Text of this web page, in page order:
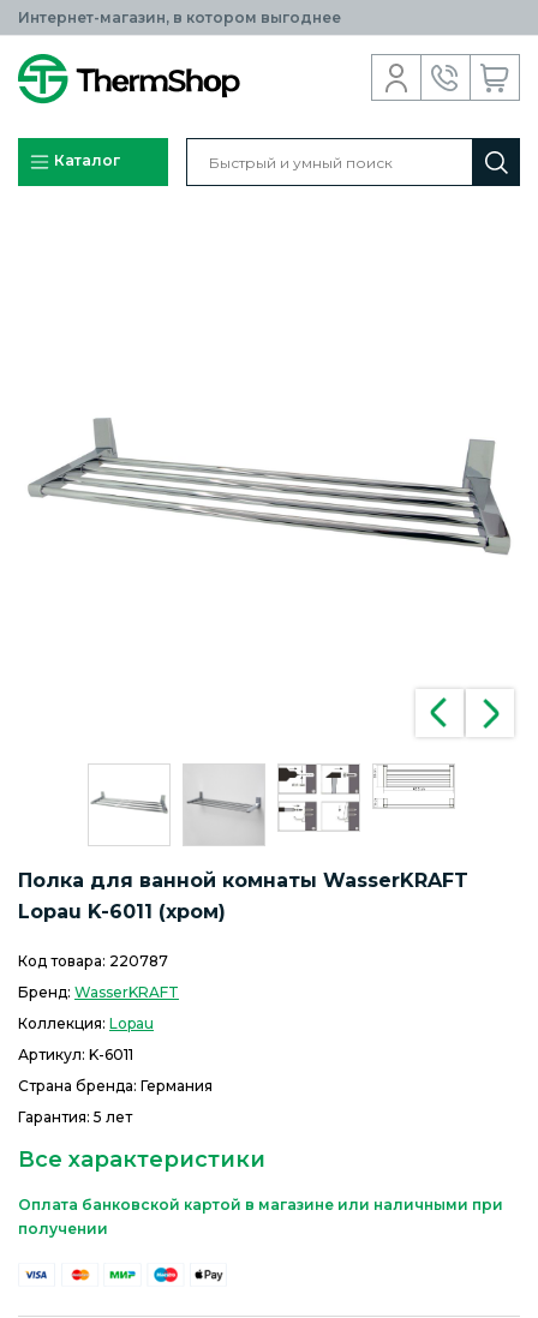
Интернет-магазин, в котором выгоднее
Каталог
Полка для ванной комнаты WasserKRAFT
Lopau K-6011 (хром)
Код товара: 220787
Бренд: WasserKRAFT
Коллекция: Lopau
Артикул: K-6011
Страна бренда: Германия
Гарантия: 5 лет
Все характеристики
Оплата банковской картой в магазине или наличными при
получении